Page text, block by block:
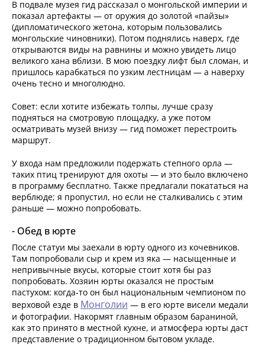
В подвале музея гид рассказал о монгольской империи и
показал артефакты — от оружия до золотой «пайзы»
(дипломатического жетона, которым пользовались
монгольские чиновники). Потом поднялись наверх, где
открываются виды на равнины и можно увидеть лицо
великого хана вблизи. В мою поездку лифт был сломан, и
пришлось карабкаться по узким лестницам — а наверху
очень тесно и многолюдно.
Совет: если хотите избежать толпы, лучше сразу
подняться на смотровую площадку, а уже потом
осматривать музей внизу — гид поможет перестроить
маршрут.
У входа нам предложили подержать степного орла —
таких птиц тренируют для охоты — и это было включено
в программу бесплатно. Также предлагали покататься на
верблюде; я пропустил, но если не сталкивались с этим
раньше — можно попробовать.
- Обед в юрте
После статуи мы заехали в юрту одного из кочевников.
Там попробовали сыр и крем из яка — насыщенные и
непривычные вкусы, которые стоит хотя бы раз
попробовать. Хозяин юрты оказался не простым
пастухом: когда-то он был национальным чемпионом по
верховой езде в Монголии — в его юрте висели медали
и фотографии. Накормят главным образом бараниной,
как это принято в местной кухне, и атмосфера юрты даст
представление о традиционном бытовом укладе.